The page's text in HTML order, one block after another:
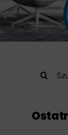
Szukaj